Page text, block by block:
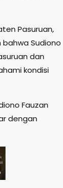
Pasuruan,
bahwa Sudiono
dan
kondisi
Fauzan
dengan